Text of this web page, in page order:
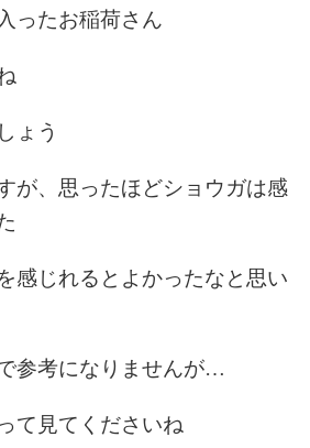
ったお稲荷さん
ょう
が、思ったほどショウガは感
感じれるとよかったなと思い
参考になりませんが…
て見てくださいね